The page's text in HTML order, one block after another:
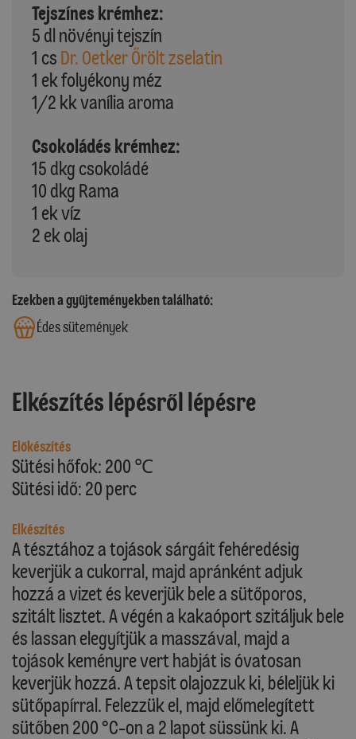
Tejszínes krémhez:
5 dl növényi tejszín
1 cs Dr. Oetker Őrölt zselatin
1 ek folyékony méz
1/2 kk vanília aroma
Csokoládés krémhez:
15 dkg csokoládé
10 dkg Rama
1 ek víz
2 ek olaj
Ezekben a gyűjteményekben található:
Édes sütemények
Elkészítés lépésről lépésre
Előkészítés
Sütési hőfok: 200 ℃
Sütési idő: 20 perc
Elkészítés
A tésztához a tojások sárgáit fehéredésig
keverjük a cukorral, majd apránként adjuk
hozzá a vizet és keverjük bele a sütőporos,
szitált lisztet. A végén a kakaóport szitáljuk bele
és lassan elegyítjük a masszával, majd a
tojások keményre vert habját is óvatosan
keverjük hozzá. A tepsit olajozzuk ki, béleljük ki
sütőpapírral. Felezzük el, majd előmelegített
sütőben 200 °C-on a 2 lapot süssünk ki. A